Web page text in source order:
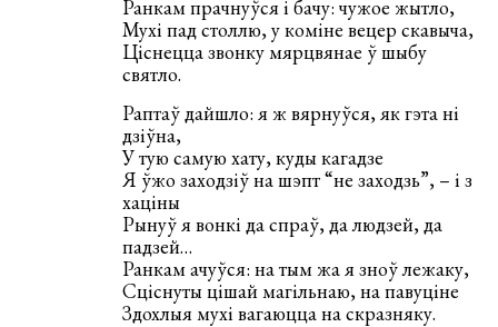
Ранкам прачнуўся i бачу: чужое жытло,
Мухi пад столлю, у комiне вецер скавыча,
Цiснецца звонку мярцвянае ў шыбу
святло.
Раптаў дайшло: я ж вярнуўся, як гэта нi
дзiўна,
У тую самую хату, куды кагадзе
Я ўжо заходзiў на шэпт “не заходзь”, – i з
хацiны
Рынуў я вонкi да спраў, да людзей, да
падзей…
Ранкам ачуўся: на тым жа я зноў лежаку,
Сцiснуты цiшай магiльнаю, на павуцiне
Здохлыя мухi вагаюцца на скразняку.